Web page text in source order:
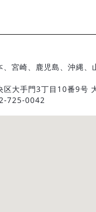
宮崎、鹿児島、沖縄、
大手門3丁目10番9号
725-0042